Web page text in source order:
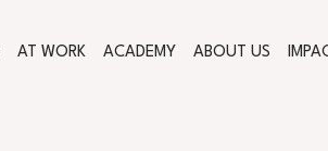
AT WORK ACADEMY ABOUT US